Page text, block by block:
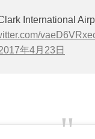
International
年4月23日